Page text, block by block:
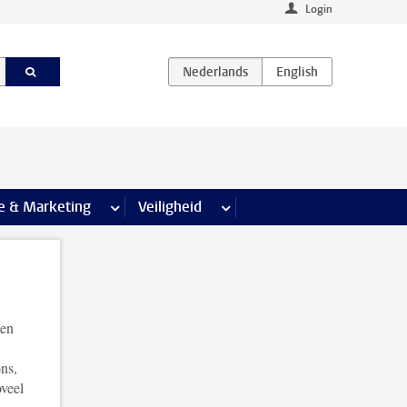
Login
& Marketing meer Communicatie & Marketing pagina’s
Veiligheid meer Veiligheid pagina’s